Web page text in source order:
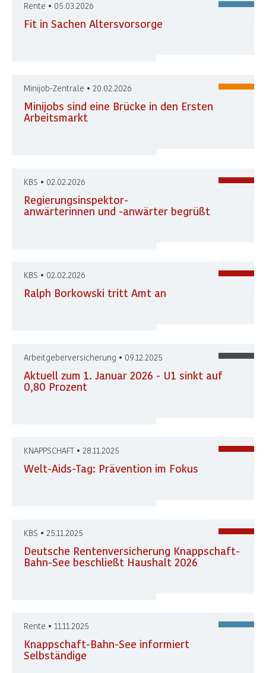
Rente • 05.03.2026
Fit in Sachen Altersvorsorge
Minijob-Zentrale • 20.02.2026
Minijobs sind eine Brücke in den Ersten
Arbeitsmarkt
KBS • 02.02.2026
Regierungsinspektor-
anwärterinnen und -anwärter begrüßt
KBS • 02.02.2026
Ralph Borkowski tritt Amt an
Arbeitgeberversicherung • 09.12.2025
Aktuell zum 1. Januar 2026 - U1 sinkt auf
0,80 Prozent
KNAPPSCHAFT • 28.11.2025
Welt-Aids-Tag: Prävention im Fokus
KBS • 25.11.2025
Deutsche Rentenversicherung Knappschaft-
Bahn-See beschließt Haushalt 2026
Rente • 11.11.2025
Knappschaft-Bahn-See informiert
Selbständige